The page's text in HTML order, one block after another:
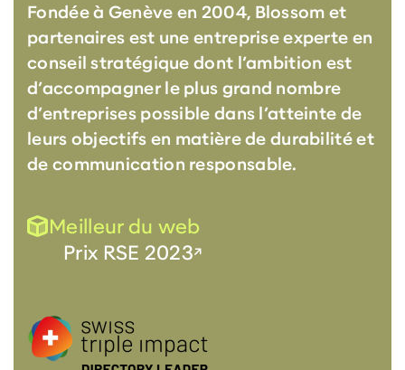
Fondée à Genève en 2004, Blossom et
partenaires est une entreprise experte en
conseil stratégique dont l’ambition est
d’accompagner le plus grand nombre
d’entreprises possible dans l’atteinte de
leurs objectifs en matière de durabilité et
de communication responsable.
Meilleur du web
Prix RSE 2023